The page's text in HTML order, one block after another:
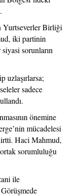
Birliği
iki partinin
sorunların
uzlaşırlarsa;
sadece
önemine
mücadelesi
Haci Mahmud,
ortak sorumluluğu
ile